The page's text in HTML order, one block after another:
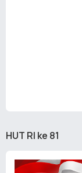
HUT RI ke 81